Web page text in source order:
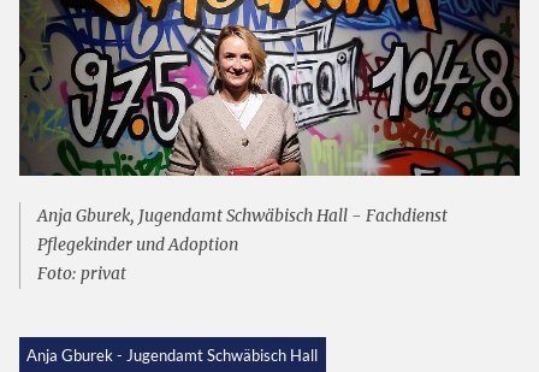
Anja Gburek, Jugendamt Schwäbisch Hall - Fachdienst
Pflegekinder und Adoption
Foto: privat
Anja Gburek - Jugendamt Schwäbisch Hall